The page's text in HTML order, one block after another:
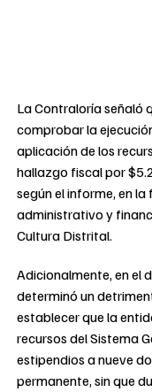
La Contraloría señaló
comprobar la
aplicación de los
hallazgo fiscal por
según el informe, en
administrativo y
Cultura Distrital.
Adicionalmente, en el
determinó un
establecer que la
recursos del Sistema
estipendios a nueve
permanente, sin que